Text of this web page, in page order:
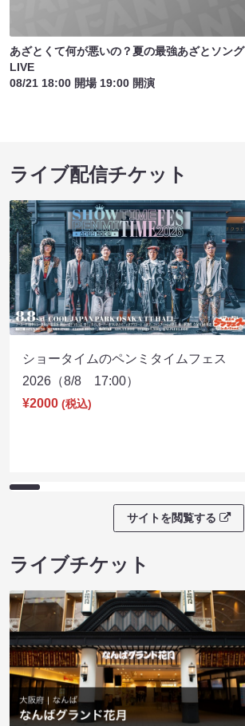
あざとくて何が悪いの？夏の最強あざとソング
LIVE
08/21 18:00 開場 19:00 開演
ライブ配信チケット
ショータイムのペンミタイムフェス
2026（8/8 17:00）
¥2000 (税込)
サイトを閲覧する
ライブチケット